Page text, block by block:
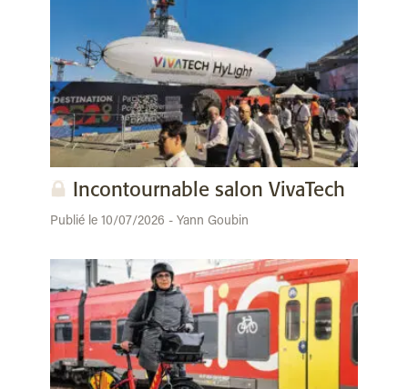
Incontournable salon VivaTech
Publié le 10/07/2026 - Yann Goubin